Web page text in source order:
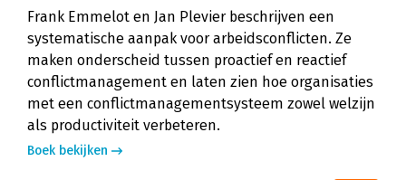
Frank Emmelot en Jan Plevier beschrijven een
systematische aanpak voor arbeidsconflicten. Ze
maken onderscheid tussen proactief en reactief
conflictmanagement en laten zien hoe organisaties
met een conflictmanagementsysteem zowel welzijn
als productiviteit verbeteren.
Boek bekijken